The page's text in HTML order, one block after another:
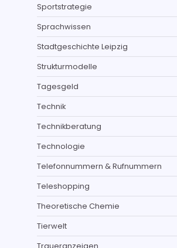
Sportstrategie
Sprachwissen
Stadtgeschichte Leipzig
Strukturmodelle
Tagesgeld
Technik
Technikberatung
Technologie
Telefonnummern & Rufnummern
Teleshopping
Theoretische Chemie
Tierwelt